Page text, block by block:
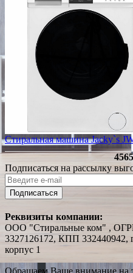
Стиральная машина Jacky`s
Подписаться на рассылку
Подписаться
Реквизиты компании:
ООО "Стиральные ком" ,
3327126172, КПП 332440942,
корпус 1
Обращаем Ваше внимание на